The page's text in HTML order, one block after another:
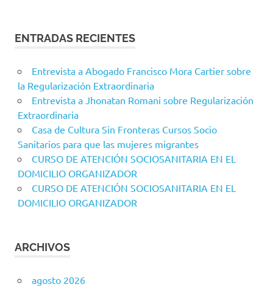
ENTRADAS RECIENTES
Entrevista a Abogado Francisco Mora Cartier sobre
la Regularización Extraordinaria
Entrevista a Jhonatan Romani sobre Regularización
Extraordinaria
Casa de Cultura Sin Fronteras Cursos Socio
Sanitarios para que las mujeres migrantes
CURSO DE ATENCIÓN SOCIOSANITARIA EN EL
DOMICILIO ORGANIZADOR
CURSO DE ATENCIÓN SOCIOSANITARIA EN EL
DOMICILIO ORGANIZADOR
ARCHIVOS
agosto 2026